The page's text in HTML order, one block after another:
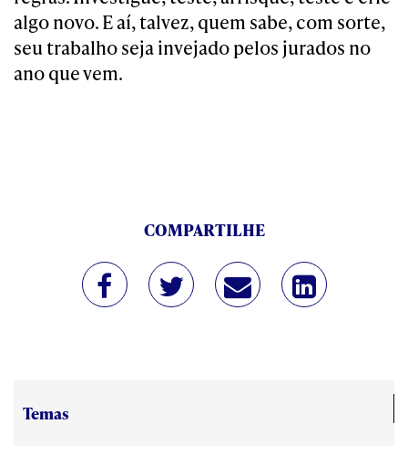
algo novo. E aí, talvez, quem sabe, com sorte,
seu trabalho seja invejado pelos jurados no
ano que vem.
COMPARTILHE
Temas